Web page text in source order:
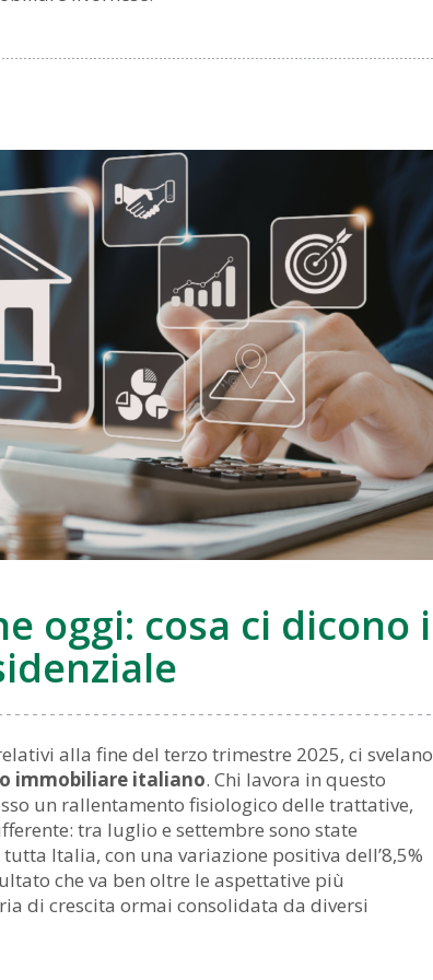
oggi: cosa ci dicono i
alla fine del terzo trimestre 2025, ci svelano
immobiliare italiano. Chi lavora in questo
un rallentamento fisiologico delle trattative,
tra luglio e settembre sono state
Italia, con una variazione positiva dell’8,5%
che va ben oltre le aspettative più
di crescita ormai consolidata da diversi